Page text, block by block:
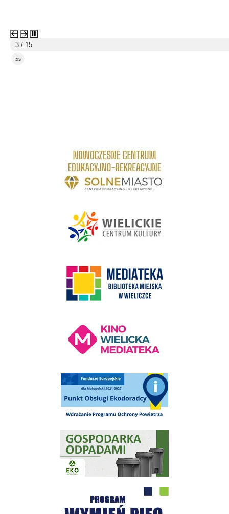
3 / 15
4s
link do strony Centrum Edukacyjno Rekreacyjne
Punkt Obsługi Ekodoradcy Wieliczka
Gospodarka odpadami na terenie Miasta i Gminy Wieliczka
Program "Czyste Powietrze" - Wieliczka